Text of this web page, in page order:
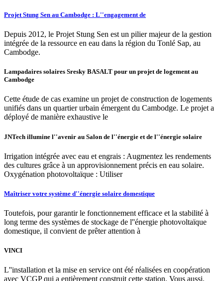
Projet Stung Sen au Cambodge : L''engagement de
Depuis 2012, le Projet Stung Sen est un pilier majeur de la gestion
intégrée de la ressource en eau dans la région du Tonlé Sap, au
Cambodge.
Lampadaires solaires Sresky BASALT pour un projet de logement au
Cambodge
Cette étude de cas examine un projet de construction de logements
unifiés dans un quartier urbain émergent du Cambodge. Le projet a
déployé de manière exhaustive le
JNTech illumine l''avenir au Salon de l''énergie et de l''énergie solaire
Irrigation intégrée avec eau et engrais : Augmentez les rendements
des cultures grâce à un approvisionnement précis en eau solaire.
Oxygénation photovoltaïque : Utiliser
Maîtriser votre système d''énergie solaire domestique
Toutefois, pour garantir le fonctionnement efficace et la stabilité à
long terme des systèmes de stockage de l''énergie photovoltaïque
domestique, il convient de prêter attention à
VINCI
L''installation et la mise en service ont été réalisées en coopération
avec VCGP qui a entièrement construit cette station. Vous aussi,